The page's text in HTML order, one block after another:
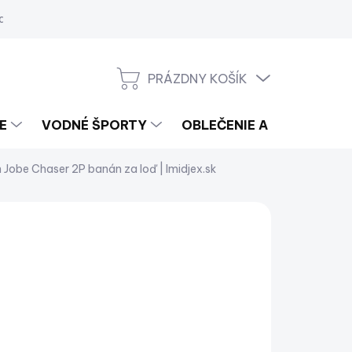
NÁKUPNÝ
PRÁZDNY KOŠÍK
VODNÉ ŠPORTY OBLEČENIE A LIFESTYLE
Jobe Chaser 2P banán za loď | Imidjex.sk